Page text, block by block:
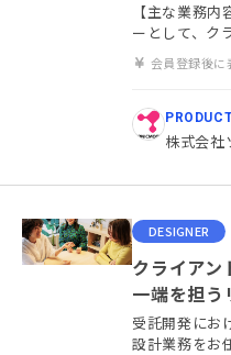
【主な業務
ーとして、ク
会員登録後に
株式会社
DESIGNER
クライアン
一端を担
受託開発にお
設計業務をお